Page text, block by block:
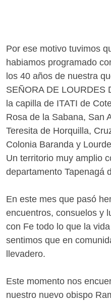
Por ese motivo tuvimos
habiamos programado
los 40 años de nuestra
SEÑORA DE LOURDES
la capilla de ITATI de
Rosa de la Sabana, San
Teresita de Horquilla,
Colonia Baranda y
Un territorio muy amplio
departamento Tapenagá
En este mes que pasó
encuentros, consuelos y
con Fe todo lo que la
sentimos que en
llevadero.
Este momento nos
nuestro nuevo obispo